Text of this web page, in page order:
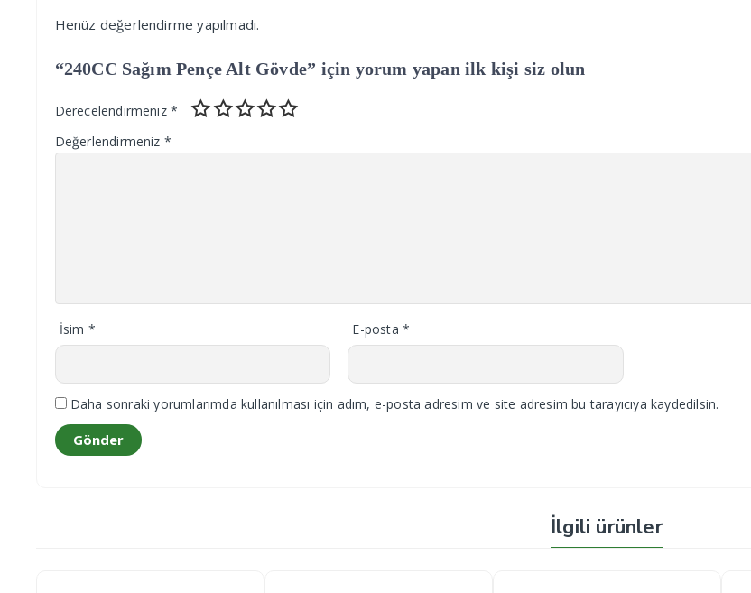
Henüz değerlendirme yapılmadı.
“240CC Sağım Pençe Alt Gövde” için yorum yapan ilk kişi siz olun
Derecelendirmeniz*
Değerlendirmeniz *
İsim * E-posta*
Daha sonraki yorumlarımda kullanılması için adım, e-posta adresim ve site adresim bu tarayıcıya kaydedilsin.
İlgili ürünler